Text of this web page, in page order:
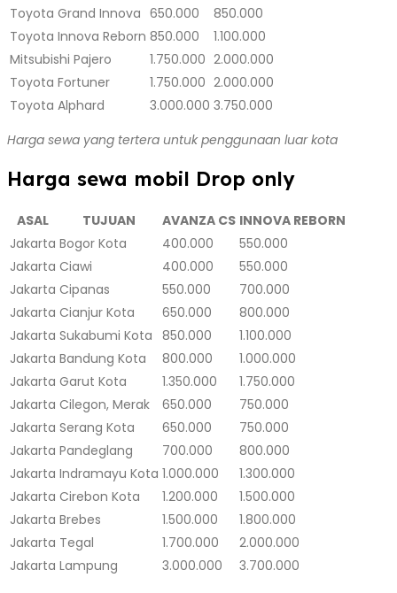
Toyota Grand Innova 650.000
850.000
Toyota Innova Reborn 850.000
1.100.000
Mitsubishi Pajero
1.750.000 2.000.000
Toyota Fortuner
1.750.000 2.000.000
Toyota Alphard
3.000.000 3.750.000
Harga sewa yang tertera untuk penggunaan luar kota
Harga sewa mobil Drop only
ASAL TUJUAN AVANZA CS INNOVA REBORN
Jakarta Bogor Kota 400.000
550.000
Jakarta Ciawi 400.000
550.000
Jakarta Cipanas 550.000
700.000
Jakarta Cianjur Kota 650.000
800.000
Jakarta Sukabumi Kota 850.000
1.100.000
Jakarta Bandung Kota 800.000
1.000.000
Jakarta Garut Kota 1.350.000
1.750.000
Jakarta Cilegon, Merak 650.000
750.000
Jakarta Serang Kota 650.000
750.000
Jakarta Pandeglang 700.000
800.000
Jakarta Indramayu Kota 1.000.000
1.300.000
Jakarta Cirebon Kota 1.200.000
1.500.000
Jakarta Brebes 1.500.000
1.800.000
Jakarta Tegal 1.700.000
2.000.000
Jakarta Lampung 3.000.000 3.700.000